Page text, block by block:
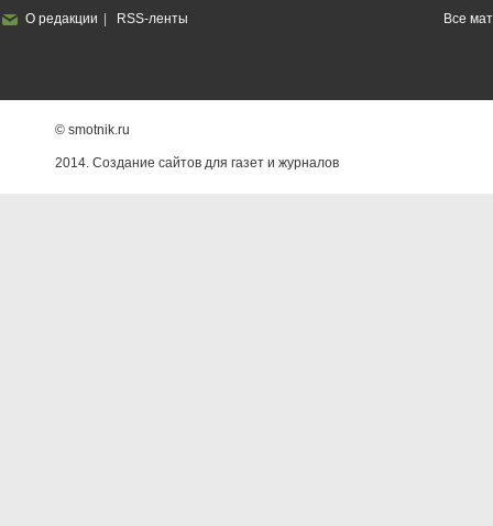
О редакции RSS-ленты Все
© smotnik.ru
2014. Создание сайтов для газет и журналов